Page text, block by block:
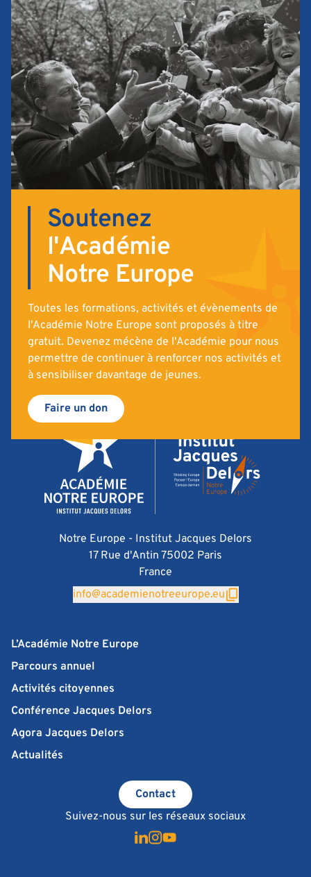
Soutenez
l'Académie
Notre Europe
Toutes les formations, activités et évènements de
l'Académie Notre Europe sont proposés à titre
gratuit. Devenez mécène de l'Académie pour nous
permettre de continuer à renforcer nos activités et
à sensibiliser davantage de jeunes.
Faire un don
Notre Europe - Institut Jacques Delors
17 Rue d'Antin 75002 Paris
France
info@academienotreeurope.eu
L’Académie Notre Europe
Parcours annuel
Activités citoyennes
Conférence Jacques Delors
Agora Jacques Delors
Actualités
Contact
Suivez-nous sur les réseaux sociaux